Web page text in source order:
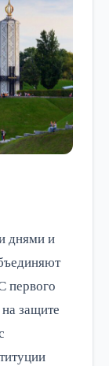
днями и
первого
защите